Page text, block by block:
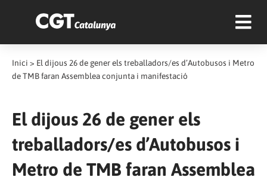
Inici > El dijous 26 de gener els treballadors/es d’Autobusos i Metro
de TMB faran Assemblea conjunta i manifestació
El dijous 26 de gener els
treballadors/es d’Autobusos i
Metro de TMB faran Assemblea